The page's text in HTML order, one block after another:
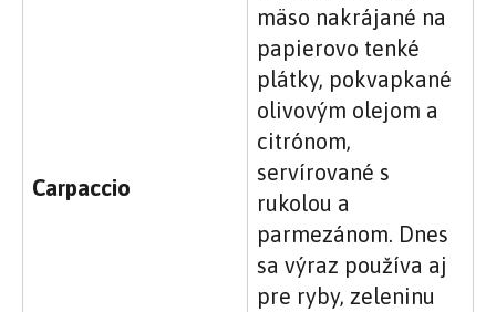
Carpaccio
mäso nakrájané na
papierovo tenké
plátky, pokvapkané
olivovým olejom a
citrónom,
servírované s
rukolou a
parmezánom. Dnes
sa výraz používa aj
pre ryby, zeleninu